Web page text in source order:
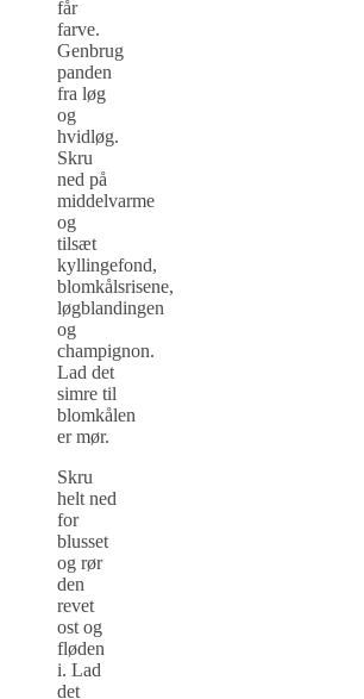
får
farve.
Genbrug
panden
fra løg
og
hvidløg.
Skru
ned på
middelvarme
og
tilsæt
kyllingefond,
blomkålsrisene,
løgblandingen
og
champignon.
Lad det
simre til
blomkålen
er mør.
Skru
helt ned
for
blusset
og rør
den
revet
ost og
fløden
i. Lad
det